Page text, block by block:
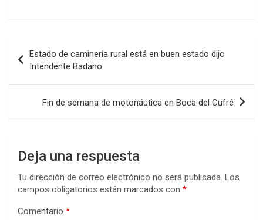
ce
o
o
k
tt at
A
p
p
ke
n
m
ar
tir
de
entradas
Estado de caminería rural está en buen estado dijo
Intendente Badano
Fin de semana de motonáutica en Boca del Cufré
Deja una respuesta
Tu dirección de correo electrónico no será publicada. Los
campos obligatorios están marcados con *
Comentario *